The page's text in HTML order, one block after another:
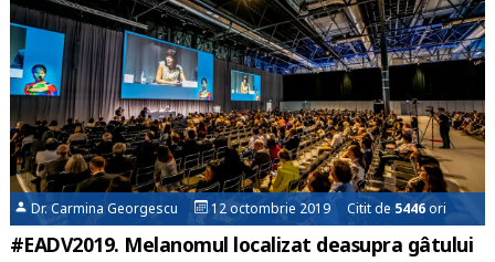
Dr. Carmina Georgescu 12 octombrie 2019 Citit de 5446ori
#EADV2019. Melanomul localizat deasupra gâtului